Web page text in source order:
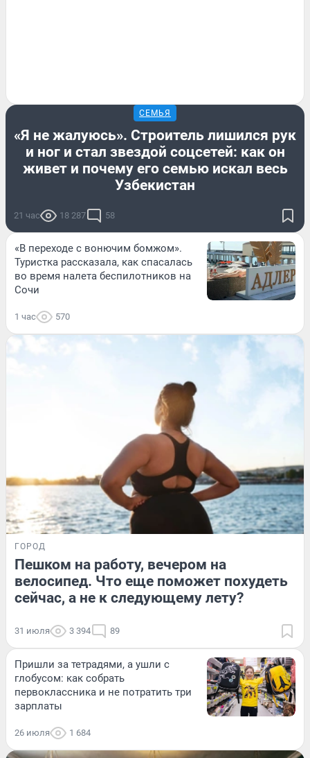
СЕМЬЯ
«Я не жалуюсь». Строитель лишился рук
и ног и стал звездой соцсетей: как он
живет и почему его семью искал весь
Узбекистан
21 час 18 287 58
«В переходе с вонючим бомжом».
Туристка рассказала, как спасалась
во время налета беспилотников на
Сочи
1 час 570
ГОРОД
Пешком на работу, вечером на
велосипед. Что еще поможет похудеть
сейчас, а не к следующему лету?
31 июля 3 394 89
Пришли за тетрадями, а ушли с
глобусом: как собрать
первоклассника и не потратить три
зарплаты
26 июля 1 684